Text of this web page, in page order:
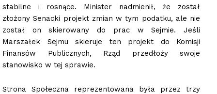
stabilne i rosnące. Minister nadmienił, że został
złożony Senacki projekt zmian w tym podatku, ale nie
został on skierowany do prac w Sejmie. Jeśli
Marszałek Sejmu skieruje ten projekt do Komisji
Finansów Publicznych, Rząd przedłoży swoje
stanowisko w tej sprawie.
Strona Społeczna reprezentowana była przez trzy